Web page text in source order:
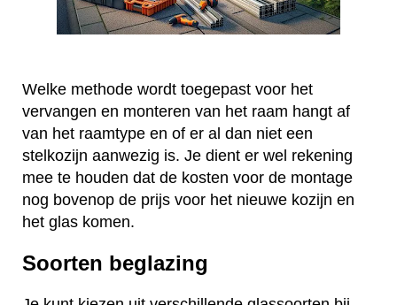
Welke methode wordt toegepast voor het
vervangen en monteren van het raam hangt af
van het raamtype en of er al dan niet een
stelkozijn aanwezig is. Je dient er wel rekening
mee te houden dat de kosten voor de montage
nog bovenop de prijs voor het nieuwe kozijn en
het glas komen.
Soorten beglazing